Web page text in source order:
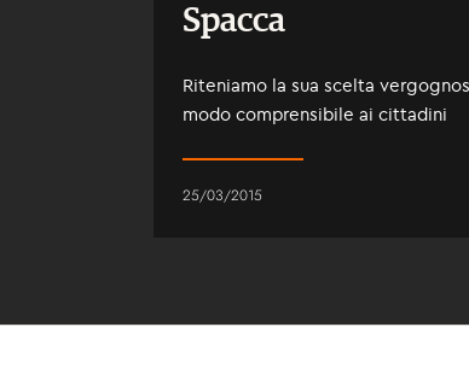
Spacca
Riteniamo la sua scelta
modo comprensibile ai cittadini
25/03/2015